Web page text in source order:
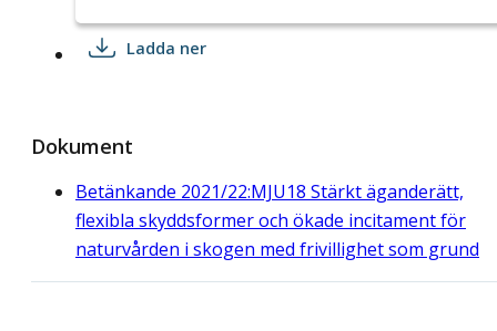
Ladda ner
Dokument
Betänkande 2021/22:MJU18 Stärkt äganderätt,
flexibla skyddsformer och ökade incitament för
naturvården i skogen med frivillighet som grund